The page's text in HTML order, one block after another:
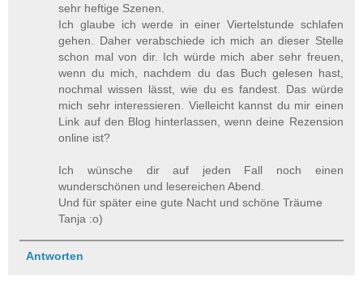
sehr heftige Szenen.
Ich glaube ich werde in einer Viertelstunde schlafen
gehen. Daher verabschiede ich mich an dieser Stelle
schon mal von dir. Ich würde mich aber sehr freuen,
wenn du mich, nachdem du das Buch gelesen hast,
nochmal wissen lässt, wie du es fandest. Das würde
mich sehr interessieren. Vielleicht kannst du mir einen
Link auf den Blog hinterlassen, wenn deine Rezension
online ist?
Ich wünsche dir auf jeden Fall noch einen
wunderschönen und lesereichen Abend.
Und für später eine gute Nacht und schöne Träume
Tanja :o)
Antworten